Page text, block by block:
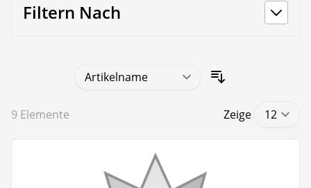
Filtern Nach
9 Elemente Zeige